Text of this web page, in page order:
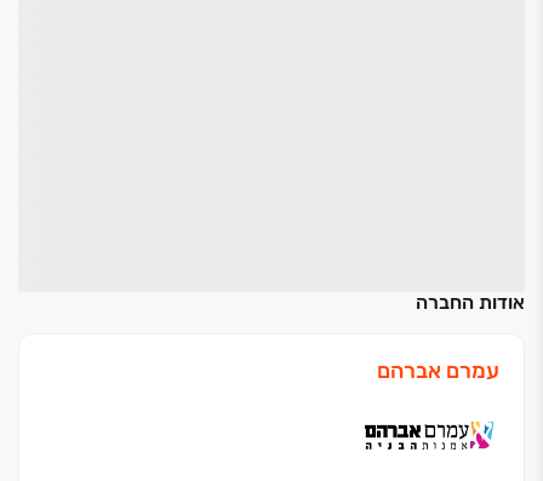
אודות החברה
עמרם אברהם